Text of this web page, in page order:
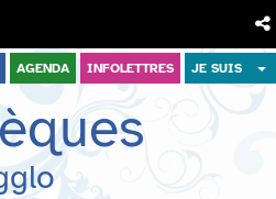
AGENDA INFOLETTRES JE SUIS